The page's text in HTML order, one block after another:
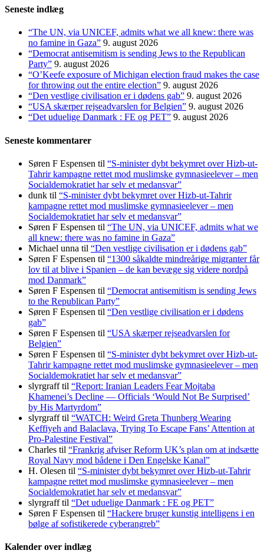
Seneste indlæg
“The UN, via UNICEF, admits what we all knew: there was
no famine in Gaza” 9. august 2026
“Democrat antisemitism is sending Jews to the Republican
Party” 9. august 2026
“O’Keefe exposure of Michigan election fraud makes the case
for throwing out the entire election” 9. august 2026
“Den vestlige civilisation er i dødens gab” 9. august 2026
“USA skærper rejseadvarslen for Belgien” 9. august 2026
“Det uduelige Danmark : FE og PET” 9. august 2026
Seneste kommentarer
Søren F Espensen til “S-minister dybt bekymret over Hizb-ut-
Tahrir kampagne rettet mod muslimske gymnasieelever – men
Socialdemokratiet har selv et medansvar”
dunk til “S-minister dybt bekymret over Hizb-ut-Tahrir
kampagne rettet mod muslimske gymnasieelever – men
Socialdemokratiet har selv et medansvar”
Søren F Espensen til “The UN, via UNICEF, admits what we
all knew: there was no famine in Gaza”
Michael unna til “Den vestlige civilisation er i dødens gab”
Søren F Espensen til “1300 såkaldte mindreårige migranter får
lov til at blive i Spanien – de kan bevæge sig videre nordpå
mod Danmark”
Søren F Espensen til “Democrat antisemitism is sending Jews
to the Republican Party”
Søren F Espensen til “Den vestlige civilisation er i dødens
gab”
Søren F Espensen til “USA skærper rejseadvarslen for
Belgien”
Søren F Espensen til “S-minister dybt bekymret over Hizb-ut-
Tahrir kampagne rettet mod muslimske gymnasieelever – men
Socialdemokratiet har selv et medansvar”
slyrgrafftil “Report: Iranian Leaders Fear Mojtaba
Khamenei’s Decline — Officials ‘Would Not Be Surprised’
by His Martyrdom”
slyrgrafftil “WATCH: Weird Greta Thunberg Wearing
Keffiyeh and Balaclava, Trying To Escape Fans’ Attention at
Pro-Palestine Festival”
Charles til “Frankrig afviser Reform UK’s plan om at indsætte
Royal Navy mod bådene i Den Engelske Kanal”
H. Olesen til “S-minister dybt bekymret over Hizb-ut-Tahrir
kampagne rettet mod muslimske gymnasieelever – men
Socialdemokratiet har selv et medansvar”
slyrgrafftil “Det uduelige Danmark : FE og PET”
Søren F Espensen til “Hackere bruger kunstig intelligens i en
bølge af sofistikerede cyberangreb”
Kalender over indlæg